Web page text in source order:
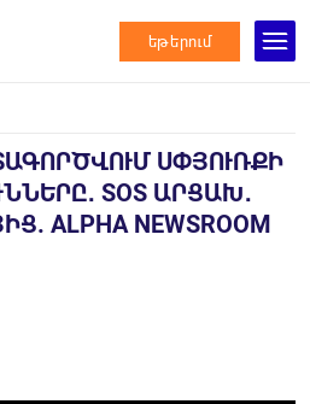
եթերում
ՍՓՅՈՒՌՔԻ
SOS ԱՐՑԱԽ․
ALPHA NEWSROOM